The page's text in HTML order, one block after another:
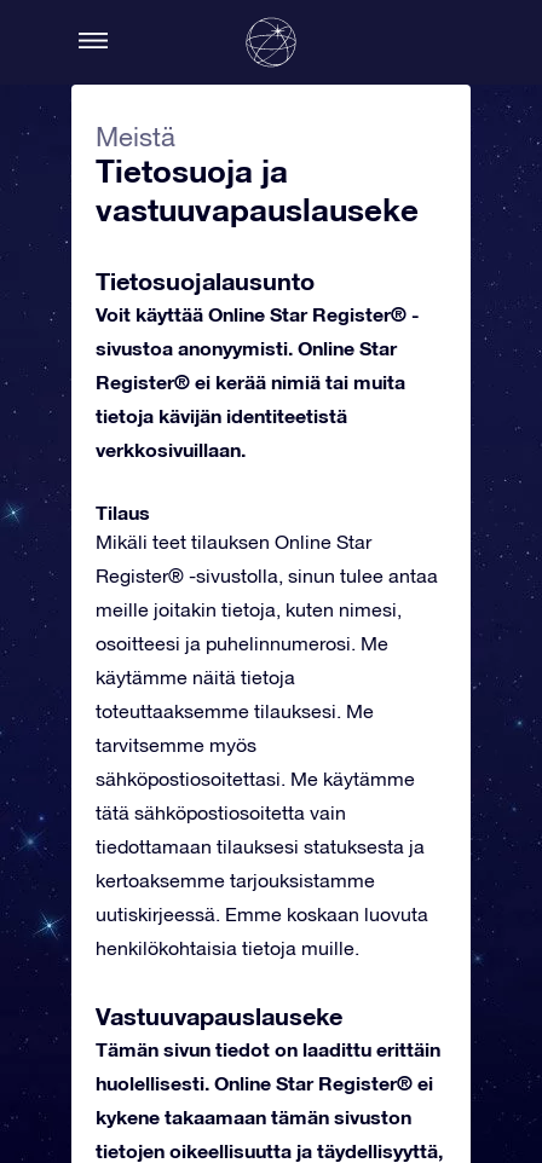
Meistä
Tietosuoja ja
vastuuvapauslauseke
Tietosuojalausunto
Voit käyttää Online Star Register® -
sivustoa anonyymisti. Online Star
Register® ei kerää nimiä tai muita
tietoja kävijän identiteetistä
verkkosivuillaan.
Tilaus
Mikäli teet tilauksen Online Star
Register® -sivustolla, sinun tulee antaa
meille joitakin tietoja, kuten nimesi,
osoitteesi ja puhelinnumerosi. Me
käytämme näitä tietoja
toteuttaaksemme tilauksesi. Me
tarvitsemme myös
sähköpostiosoitettasi. Me käytämme
tätä sähköpostiosoitetta vain
tiedottamaan tilauksesi statuksesta ja
kertoaksemme tarjouksistamme
uutiskirjeessä. Emme koskaan luovuta
henkilökohtaisia tietoja muille.
Vastuuvapauslauseke
Tämän sivun tiedot on laadittu erittäin
huolellisesti. Online Star Register® ei
kykene takaamaan tämän sivuston
tietojen oikeellisuutta ja täydellisyyttä,